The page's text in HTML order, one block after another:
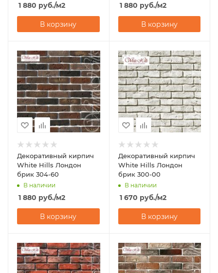
1 880 руб./м2
В корзину
1 880 руб./м2
В корзину
Декоративный кирпич
White Hills Лондон
брик 304-60
В наличии
1 880 руб./м2
В корзину
Декоративный кирпич
White Hills Лондон
брик 300-00
В наличии
1 670 руб./м2
В корзину